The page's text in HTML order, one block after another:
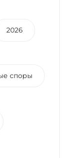
2026
споры